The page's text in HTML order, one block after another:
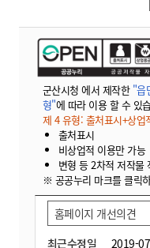
군산시청 에서 제작한 "읍
형"에 따라 이용 할 수 있
제 4 유형: 출처표시+상업
출처표시
비상업적 이용만 가능
변형 등 2차적 저작물
※ 공공누리 마크를 클릭
최근수정일 2019-
홈페이지 개선의견